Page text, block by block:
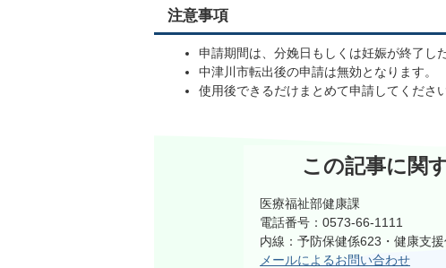
注意事項
申請期間は、分娩日もしくは妊娠が終了し
中津川市転出後の申請は無効となります。
使用後できるだけまとめて申請してください
この記事に関
医療福祉部健康課
電話番号：0573-66-1111
内線：予防保健係623・健康支
メールによるお問い合わせ